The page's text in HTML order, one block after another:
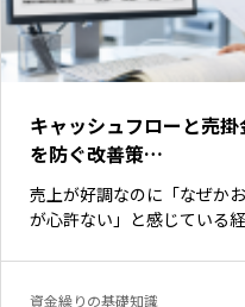
キャッシュフローと売
を防ぐ改善策…
売上が好調なのに「なぜか
が心許ない」と感じている
資金繰りの基礎知識